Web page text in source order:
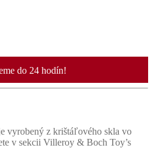
do 24 hodín!
vyrobený z krištáľového skla vo
v sekcii Villeroy & Boch Toy’s